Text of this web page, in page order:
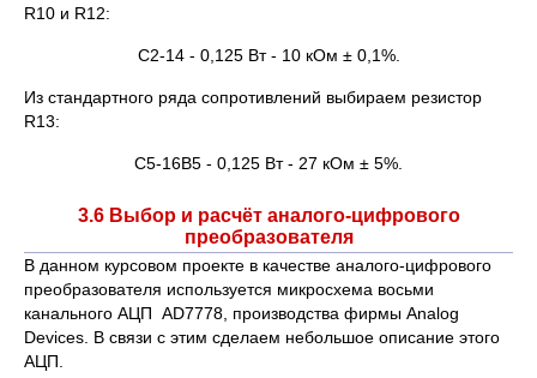
R10 и R12:
С2-14 - 0,125 Вт - 10 кОм ± 0,1%.
Из стандартного ряда сопротивлений выбираем резистор
R13:
С5-16В5 - 0,125 Вт - 27 кОм ± 5%.
3.6 Выбор и расчёт аналого-цифрового
преобразователя
В данном курсовом проекте в качестве аналого-цифрового
преобразователя используется микросхема восьми
канального АЦП AD7778, производства фирмы Analog
Devices. В связи с этим сделаем небольшое описание этого
АЦП.